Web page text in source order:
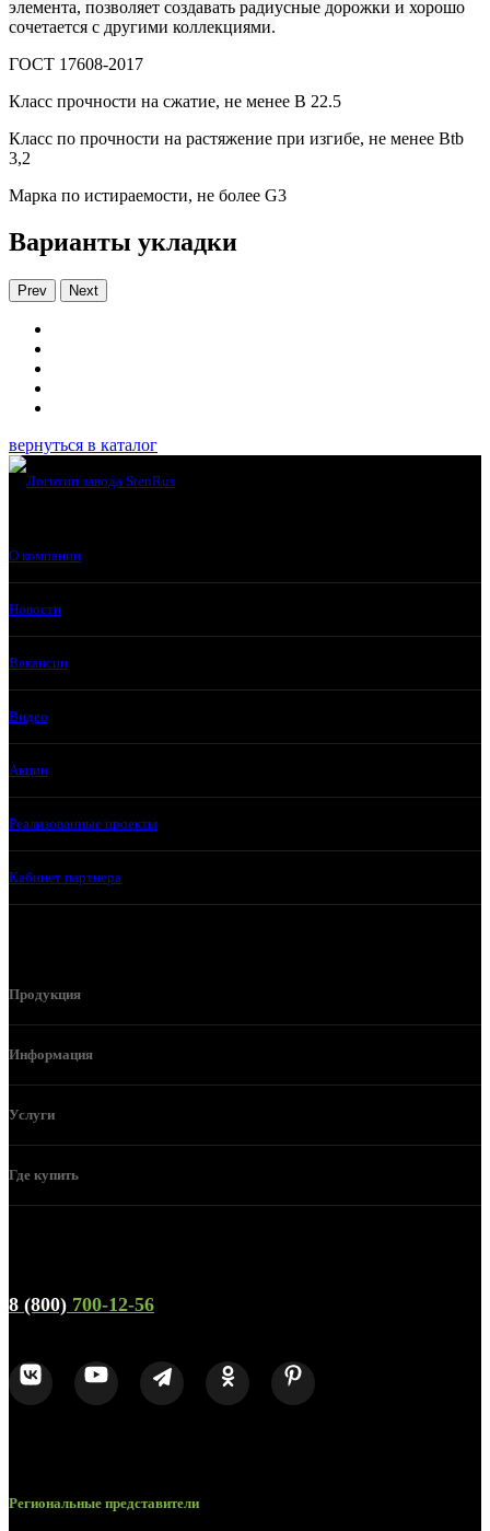
элемента, позволяет создавать радиусные дорожки и хорошо
сочетается с другими коллекциями.
ГОСТ 17608-2017
Класс прочности на сжатие, не менее В 22.5
Класс по прочности на растяжение при изгибе, не менее Вtb
3,2
Марка по истираемости, не более G3
Варианты укладки
Prev Next
вернуться в каталог
О компании
Новости
Вакансии
Видео
Акции
Реализованные проекты
Кабинет партнера
Продукция
Информация
Услуги
Где купить
8 (800) 700-12-56
Региональные представители